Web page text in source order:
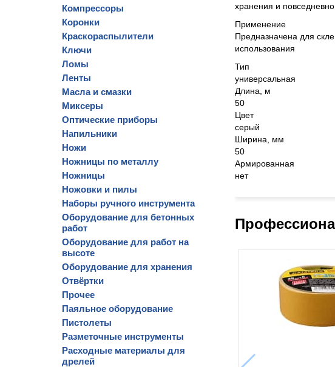
Компрессоры
Коронки
Краскораспылители
Ключи
Ломы
Ленты
Масла и смазки
Миксеры
Оптические приборы
Напильники
Ножи
Ножницы по металлу
Ножницы
Ножовки и пилы
Наборы ручного инструмента
Оборудование для бетонных
работ
Оборудование для работ на
высоте
Оборудование для хранения
Отвёртки
Прочее
Паяльное оборудование
Пистолеты
Разметочные инструменты
Расходные материалы для
дрелей
хранения и
Применение
Предназначена для
использования
Тип
универсальная
Длина, м
50
Цвет
серый
Ширина, мм
50
Армированная
нет